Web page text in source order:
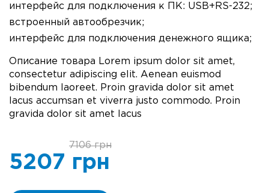
интерфейс для подключения к ПК: USB+RS-232;
встроенный автообрезчик;
интерфейс для подключения денежного ящика;
Описание товара Lorem ipsum dolor sit amet,
consectetur adipiscing elit. Aenean euismod
bibendum laoreet. Proin gravida dolor sit amet
lacus accumsan et viverra justo commodo. Proin
gravida dolor sit amet lacus
7106 грн
5207 грн